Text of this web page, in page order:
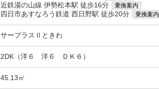
近鉄湯の山線 伊勢松本駅 徒歩16分 乗換案内
四日市あすなろう鉄道 西日野駅 徒歩20分 乗換案内
サープラスⅡときわ
2DK（洋６ 洋６ ＤＫ６）
45.13㎡